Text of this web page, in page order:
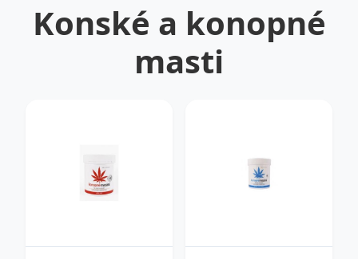
Konské a konopné
masti